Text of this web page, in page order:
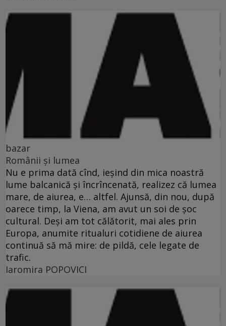
bazar
Românii şi lumea
Nu e prima dată cînd, ieşind din mica noastră
lume balcanică şi încrîncenată, realizez că lumea
mare, de aiurea, e… altfel. Ajunsă, din nou, după
oarece timp, la Viena, am avut un soi de şoc
cultural. Deşi am tot călătorit, mai ales prin
Europa, anumite ritualuri cotidiene de aiurea
continuă să mă mire: de pildă, cele legate de
trafic.
Iaromira POPOVICI